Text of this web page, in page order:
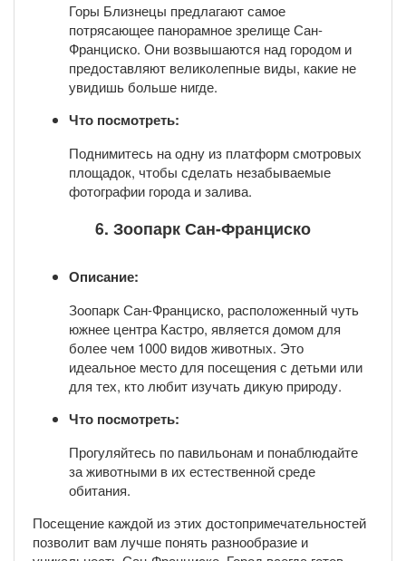
Горы Близнецы предлагают самое
потрясающее панорамное зрелище Сан-
Франциско. Они возвышаются над городом и
предоставляют великолепные виды, какие не
увидишь больше нигде.
Что посмотреть:
Поднимитесь на одну из платформ смотровых
площадок, чтобы сделать незабываемые
фотографии города и залива.
6. Зоопарк Сан-Франциско
Описание:
Зоопарк Сан-Франциско, расположенный чуть
южнее центра Кастро, является домом для
более чем 1000 видов животных. Это
идеальное место для посещения с детьми или
для тех, кто любит изучать дикую природу.
Что посмотреть:
Прогуляйтесь по павильонам и понаблюдайте
за животными в их естественной среде
обитания.
Посещение каждой из этих достопримечательностей
позволит вам лучше понять разнообразие и